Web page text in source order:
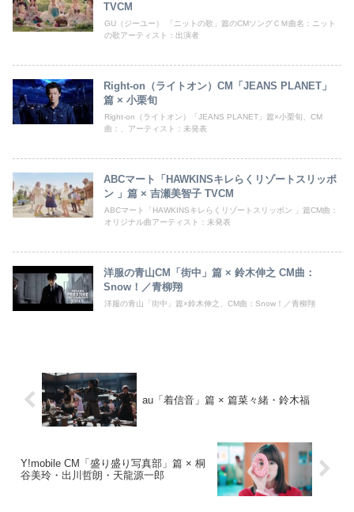
TVCM
GU（ジーユー） 「ニットの歌」篇のCMソングＣＭ曲名：ニット
の歌アーティスト：出演者
Right-on（ライトオン）CM「JEANS PLANET」
篇 × 小栗旬
Right-on（ライトオン）「JEANS PLANET」篇×小栗旬、CM
曲：、アーティスト：未発表
ABCマート「HAWKINSキレらくリゾートスリッポ
ン 」篇 × 吉瀬美智子 TVCM
ABCマート「HAWKINSキレらくリゾートスリッポン 」篇CM曲：
オリジナル曲アーティスト：未発表
洋服の青山CM「街中」篇 × 鈴木伸之 CM曲：
Snow！／青柳翔
洋服の青山「街中」篇×鈴木伸之、CM曲：Snow！／青柳翔
au「着信音」篇 × 篇菜々緒・鈴木福
Y!mobile CM「盛り盛り写真部」篇 × 桐
谷美玲・出川哲朗・天龍源一郎